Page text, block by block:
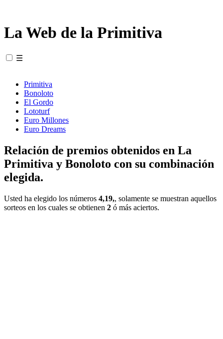
La Web de la Primitiva
☰
Primitiva
Bonoloto
El Gordo
Lototurf
Euro Millones
Euro Dreams
Relación de premios obtenidos en La
Primitiva y Bonoloto con su combinación
elegida.
Usted ha elegido los números 4,19,, solamente se muestran aquellos
sorteos en los cuales se obtienen 2 ó más aciertos.